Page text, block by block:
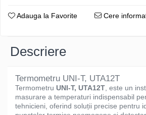
Adauga la Favorite Cere
Descriere
Termometru UNI-T, UTA12T
Termometru UNI-T, UTA12T , este un
masurare a temperaturi indispensabil
tehnicieni, oferind soluții precise pentru